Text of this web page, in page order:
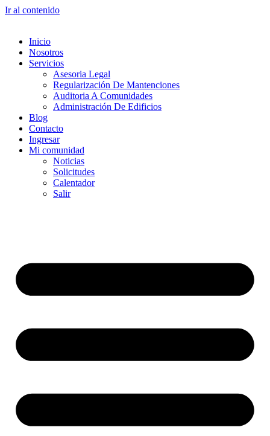
Ir al contenido
Inicio
Nosotros
Servicios
Asesoria Legal
Regularización De Mantenciones
Auditoria A Comunidades
Administración De Edificios
Blog
Contacto
Ingresar
Mi comunidad
Noticias
Solicitudes
Calentador
Salir